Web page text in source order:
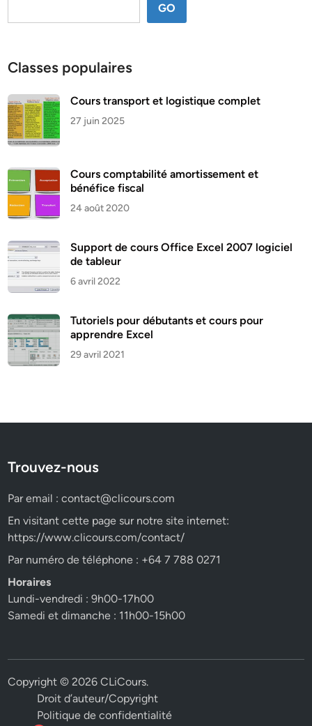
GO
Classes populaires
Cours transport et logistique complet
27 juin 2025
Cours comptabilité amortissement et
bénéfice fiscal
24 août 2020
Support de cours Office Excel 2007 logiciel
de tableur
6 avril 2022
Tutoriels pour débutants et cours pour
apprendre Excel
29 avril 2021
Trouvez-nous
Par email :contact@clicours.com
En visitant cette page sur notre site internet:
https://www.clicours.com/contact/
Par numéro de téléphone : +64 7 788 0271
Horaires
Lundi-vendredi : 9h00-17h00
Samedi et dimanche : 11h00-15h00
Copyright © 2026CLiCours.
Droit d’auteur/Copyright
Politique de confidentialité